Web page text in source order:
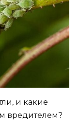
и какие
вредителем?